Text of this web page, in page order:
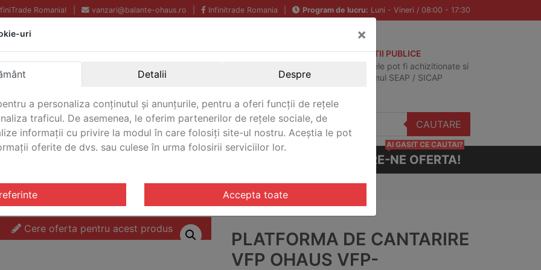
Romania! vanzari@balante-ohaus.ro Infinitrade Romania Program de lucru: Luni - Vineri / 08:00 - 17:30
Echipamente profesionale
pentru laborator.
Garantie Internationala.
ACHIZITII PUBLICE
Produsele pot fi achizitionate si
in sistemul SEAP / SICAP
CAUTARE
CERE-NE OFERTA!
AI GASIT CE CAUTAI?
VFP/ Platforma de cantarire VFP Ohaus VFP-ES60051PM
Cere oferta pentru acest produs
PLATFORMA DE CANTARIRE
VFP OHAUS VFP-
uri ×
Detalii Despre
a personaliza conținutul și anunțurile, pentru a oferi funcții de rețele
traficul. De asemenea, le oferim partenerilor de rețele sociale, de
informații cu privire la modul în care folosiți site-ul nostru. Aceștia le pot
oferite de dvs. sau culese în urma folosirii serviciilor lor.
Accepta toate